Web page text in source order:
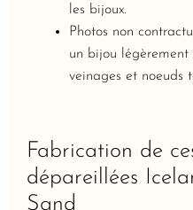
les bijoux.
Photos non
un bijou
veinages et noeuds
Fabrication de
dépareillées
Sand